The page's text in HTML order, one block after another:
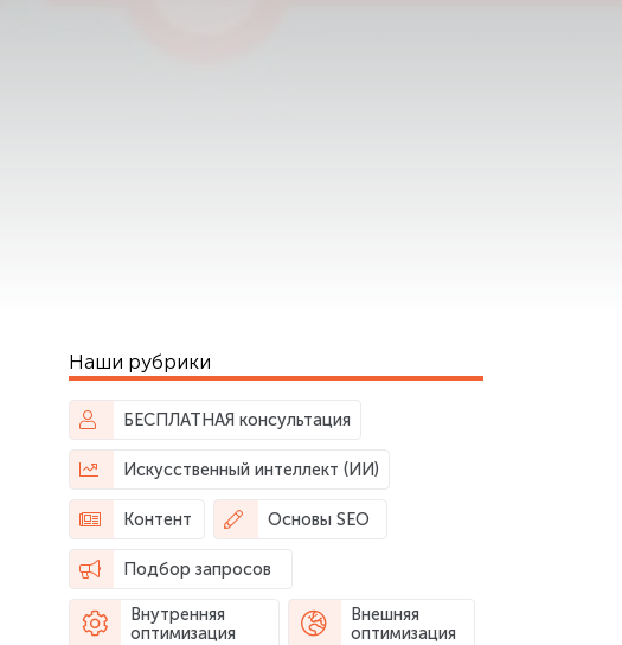
Наши рубрики
БЕСПЛАТНАЯ консультация
Основы SEO
Внутренняя
оптимизация
Подбор запросов
Контент
Внешняя
оптимизация
Искусственный интеллект (ИИ)